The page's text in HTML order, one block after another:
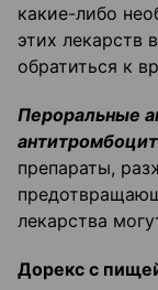
какие-либо
этих лекарств
обратиться к
Пероральные
препараты,
лекарства
Дорекс с